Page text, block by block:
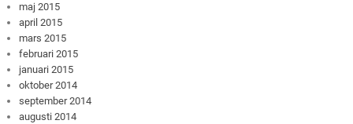
maj 2015
april 2015
mars 2015
februari 2015
januari 2015
oktober 2014
september 2014
augusti 2014